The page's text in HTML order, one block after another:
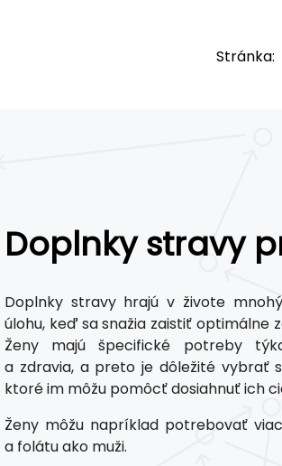
Stránka:
Doplnky stravy
Doplnky stravy hrajú v živote
úlohu, keď sa snažia zaistiť optimálne
Ženy majú špecifické potreby
a zdravia, a preto je dôležité vybrať
ktoré im môžu pomôcť dosiahnuť ich
Ženy môžu napríklad potrebovať
a folátu ako muži.